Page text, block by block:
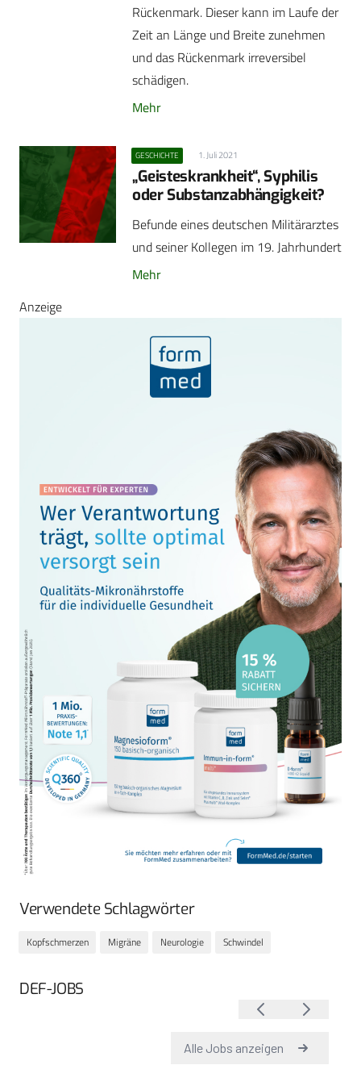
Rückenmark. Dieser kann im Laufe der
Zeit an Länge und Breite zunehmen
und das Rückenmark irreversibel
schädigen.
Mehr
GESCHICHTE 1. Juli 2021
„Geisteskrankheit“, Syphilis
oder Substanzabhängigkeit?
Befunde eines deutschen Militärarztes
und seiner Kollegen im 19. Jahrhundert
Mehr
Anzeige
Verwendete Schlagwörter
Kopfschmerzen Migräne Neurologie Schwindel
DEF-JOBS